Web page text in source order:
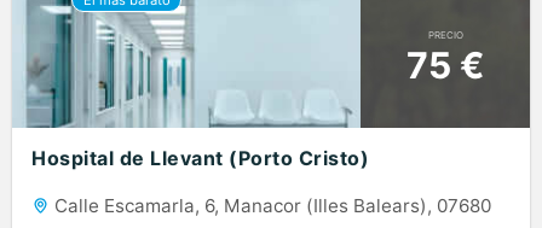
PRECIO
75 €
Hospital de Llevant (Porto Cristo)
Calle Escamarla, 6, Manacor (Illes Balears), 07680